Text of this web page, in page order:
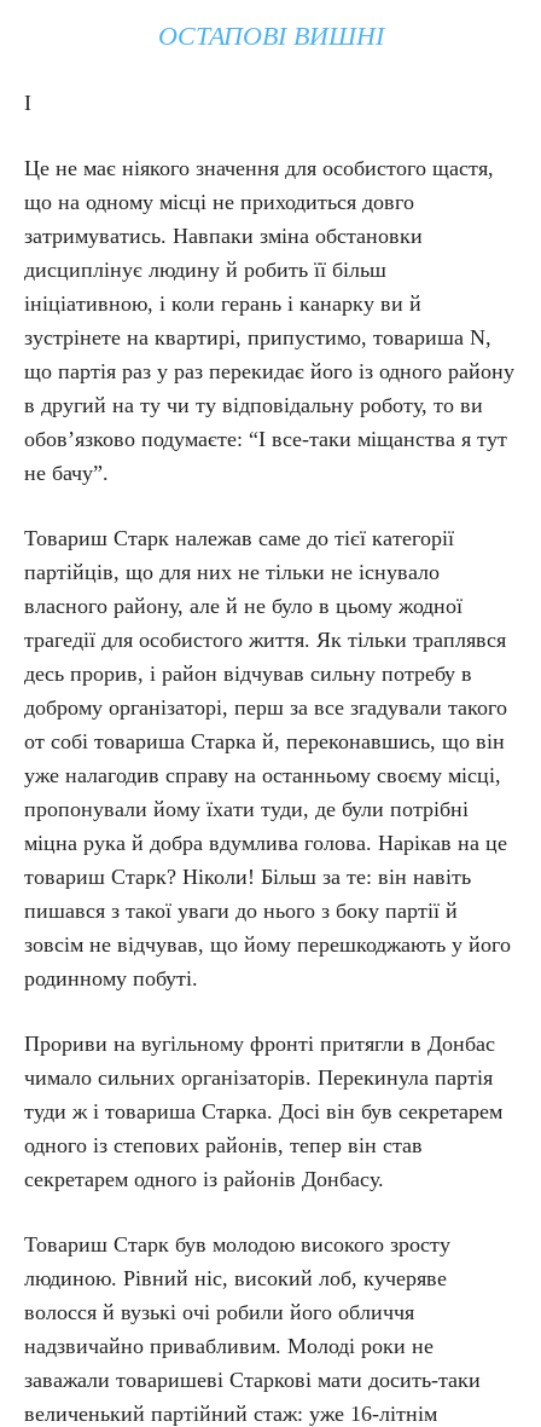
ОСТАПОВІ ВИШНІ
І
Це не має ніякого значення для особистого щастя,
що на одному місці не приходиться довго
затримуватись. Навпаки зміна обстановки
дисциплінує людину й робить її більш
ініціативною, і коли герань і канарку ви й
зустрінете на квартирі, припустимо, товариша N,
що партія раз у раз перекидає його із одного району
в другий на ту чи ту відповідальну роботу, то ви
обов’язково подумаєте: “І все-таки міщанства я тут
не бачу”.
Товариш Старк належав саме до тієї категорії
партійців, що для них не тільки не існувало
власного району, але й не було в цьому жодної
трагедії для особистого життя. Як тільки траплявся
десь прорив, і район відчував сильну потребу в
доброму організаторі, перш за все згадували такого
от собі товариша Старка й, переконавшись, що він
уже налагодив справу на останньому своєму місці,
пропонували йому їхати туди, де були потрібні
міцна рука й добра вдумлива голова. Нарікав на це
товариш Старк? Ніколи! Більш за те: він навіть
пишався з такої уваги до нього з боку партії й
зовсім не відчував, що йому перешкоджають у його
родинному побуті.
Прориви на вугільному фронті притягли в Донбас
чимало сильних організаторів. Перекинула партія
туди ж і товариша Старка. Досі він був секретарем
одного із степових районів, тепер він став
секретарем одного із районів Донбасу.
Товариш Старк був молодою високого зросту
людиною. Рівний ніс, високий лоб, кучеряве
волосся й вузькі очі робили його обличчя
надзвичайно привабливим. Молоді роки не
заважали товаришеві Старкові мати досить-таки
величенький партійний стаж: уже 16-літнім